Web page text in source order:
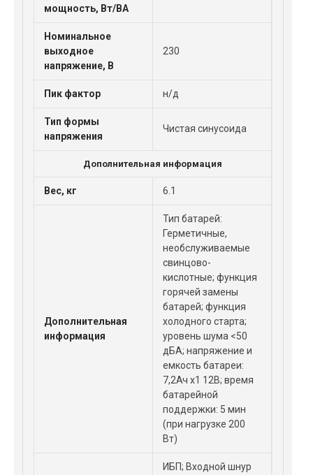
мощность, Вт/ВА
Номинальное
выходное
напряжение, В
230
Пик фактор н/д
Тип формы
напряжения
Чистая синусоида
Дополнительная информация
Вес, кг 6.1
Дополнительная
информация
Тип батарей:
Герметичные,
необслуживаемые
свинцово-
кислотные; функция
горячей замены
батарей; функция
холодного старта;
уровень шума <50
дБА; напряжение и
емкость батареи:
7,2Ач x1 12В; время
батарейной
поддержки: 5 мин
(при нагрузке 200
Вт)
ИБП; Входной шнур